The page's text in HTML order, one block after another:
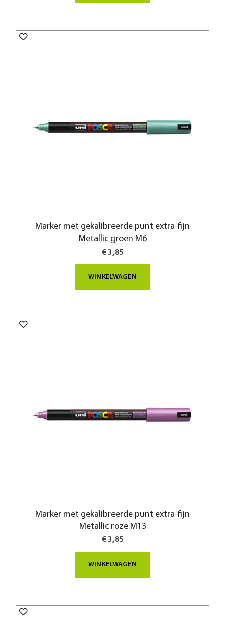
Marker met gekalibreerde punt extra-fijn
Metallic groen M6
€ 3,85
WINKELWAGEN
Marker met gekalibreerde punt extra-fijn
Metallic roze M13
€ 3,85
WINKELWAGEN